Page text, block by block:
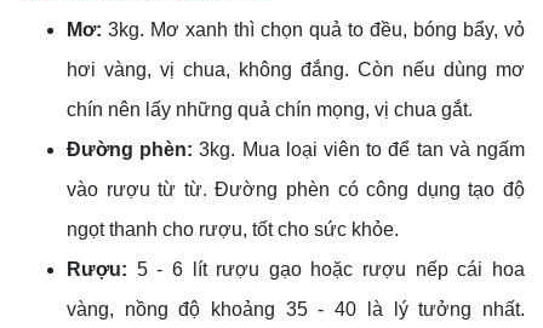
Mơ: 3kg. Mơ xanh thì chọn quả to đều, bóng bẩy, vỏ
hơi vàng, vị chua, không đắng. Còn nếu dùng mơ
chín nên lấy những quả chín mọng, vị chua gắt.
Đường phèn:3kg. Mua loại viên to để tan và ngấm
vào rượu từ từ. Đường phèn có công dụng tạo độ
ngọt thanh cho rượu, tốt cho sức khỏe.
Rượu: 5 - 6 lít rượu gạo hoặc rượu nếp cái hoa
vàng, nồng độ khoảng 35 - 40 là lý tưởng nhất.